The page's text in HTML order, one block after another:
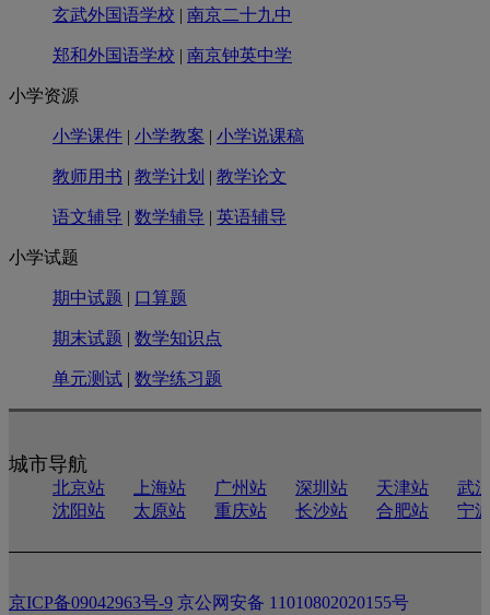
玄武外国语学校 | 南京二十九中
郑和外国语学校 | 南京钟英中学
小学资源
小学课件 | 小学教案 | 小学说课稿
教师用书 | 教学计划 | 教学论文
语文辅导 | 数学辅导 | 英语辅导
小学试题
期中试题 | 口算题
期末试题 | 数学知识点
单元测试 | 数学练习题
城市导航
北京站 上海站 广州站 深圳站 天津站
武
沈阳站
太原站 重庆站 长沙站 合肥站 宁
京ICP备09042963号-9 京公网安备 11010802020155号